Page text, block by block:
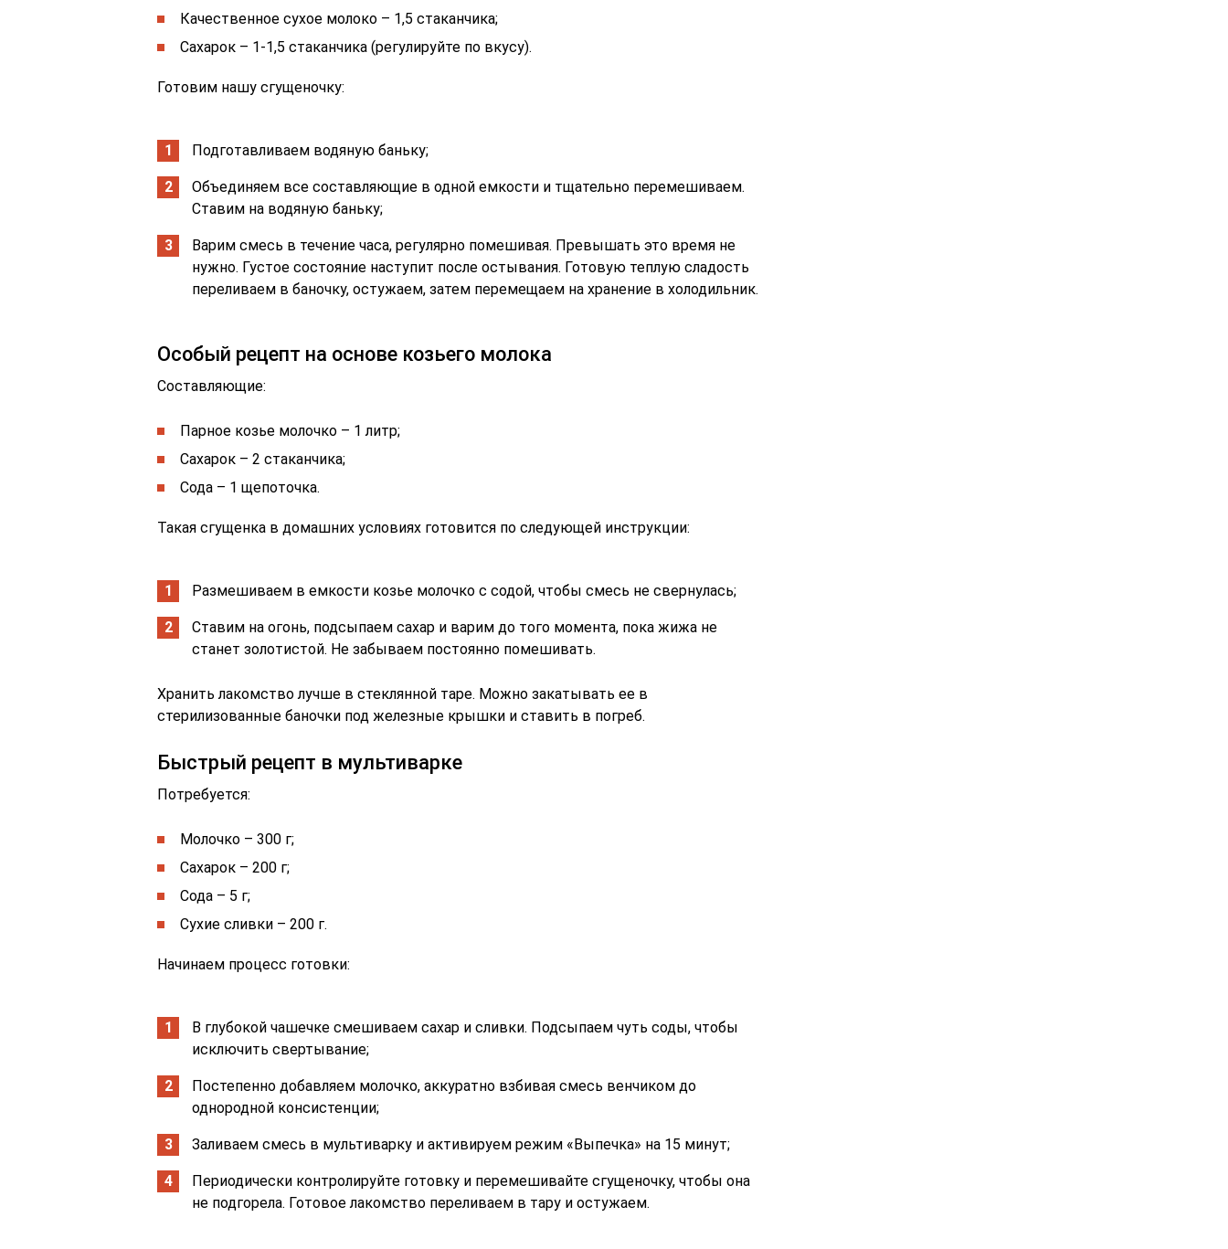
Качественное сухое молоко – 1,5 стаканчика;
Сахарок – 1-1,5 стаканчика (регулируйте по вкусу).
Готовим нашу сгущеночку:
Подготавливаем водяную баньку;
Объединяем все составляющие в одной емкости и тщательно перемешиваем.
Ставим на водяную баньку;
Варим смесь в течение часа, регулярно помешивая. Превышать это время не
нужно. Густое состояние наступит после остывания. Готовую теплую сладость
переливаем в баночку, остужаем, затем перемещаем на хранение в холодильник.
Особый рецепт на основе козьего молока
Составляющие:
Парное козье молочко – 1 литр;
Сахарок – 2 стаканчика;
Сода – 1 щепоточка.
Такая сгущенка в домашних условиях готовится по следующей инструкции:
Размешиваем в емкости козье молочко с содой, чтобы смесь не свернулась;
Ставим на огонь, подсыпаем сахар и варим до того момента, пока жижа не
станет золотистой. Не забываем постоянно помешивать.
Хранить лакомство лучше в стеклянной таре. Можно закатывать ее в
стерилизованные баночки под железные крышки и ставить в погреб.
Быстрый рецепт в мультиварке
Потребуется:
Молочко – 300 г;
Сахарок – 200 г;
Сода – 5 г;
Сухие сливки – 200 г.
Начинаем процесс готовки:
В глубокой чашечке смешиваем сахар и сливки. Подсыпаем чуть соды, чтобы
исключить свертывание;
Постепенно добавляем молочко, аккуратно взбивая смесь венчиком до
однородной консистенции;
Заливаем смесь в мультиварку и активируем режим «Выпечка» на 15 минут;
Периодически контролируйте готовку и перемешивайте сгущеночку, чтобы она
не подгорела. Готовое лакомство переливаем в тару и остужаем.